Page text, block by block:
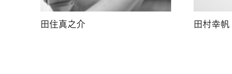
田住真之介 田村幸帆